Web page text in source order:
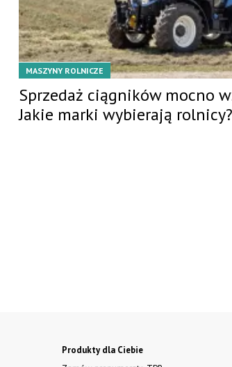
MASZYNY ROLNICZE
Sprzedaż ciągników mocno
Jakie marki wybierają rolnicy?
Produkty dla Ciebie